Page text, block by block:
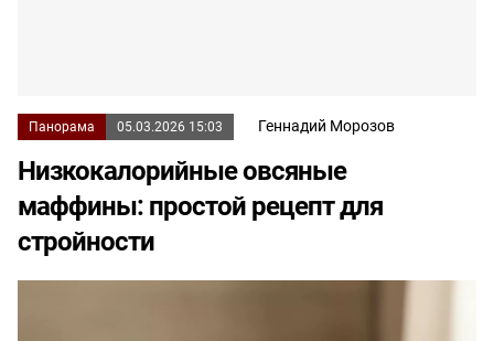
Панорама 05.03.2026 15:03 Геннадий Морозов
Низкокалорийные овсяные
маффины: простой рецепт для
стройности